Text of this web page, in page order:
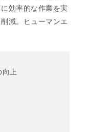
効率的な作業を実
減。ヒューマンエ
向上